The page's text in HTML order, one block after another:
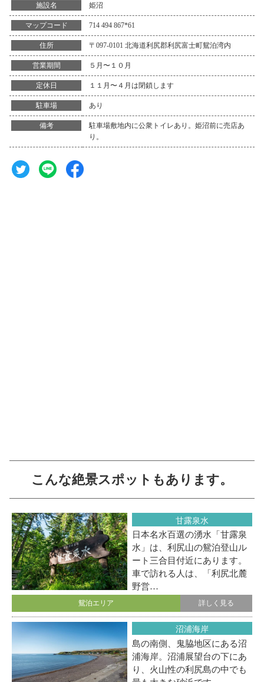
施設名 姫沼
マップコード 714 494 867*61
住所 〒097-0101 北海道利尻郡利尻富士町鴛泊湾内
営業期間 ５月〜１０月
定休日 １１月〜４月は閉鎖します
駐車場 あり
備考
駐車場敷地内に公衆トイレあり。姫沼前に売店あ
り。
こんな絶景スポットもあります。
甘露泉水
日本名水百選の湧水「甘露泉
水」は、利尻山の鴛泊登山ル
ート三合目付近にあります。
車で訪れる人は、「利尻北麓
野営…
鴛泊エリア 詳しく見る
沼浦海岸
島の南側、鬼脇地区にある沼
浦海岸。沼浦展望台の下にあ
り、火山性の利尻島の中でも